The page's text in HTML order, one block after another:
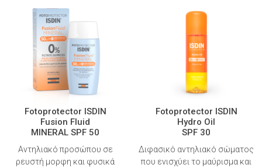
Fotoprotector ISDIN
Fusion Fluid
MINERAL SPF 50
Αντηλιακό προσώπου σε
ρευστή μορφη και φυσικά
Fotoprotector ISDIN
Hydro Oil
SPF 30
Διφασικό αντηλιακό σώματος
που ενισχύει το μαύρισμα και